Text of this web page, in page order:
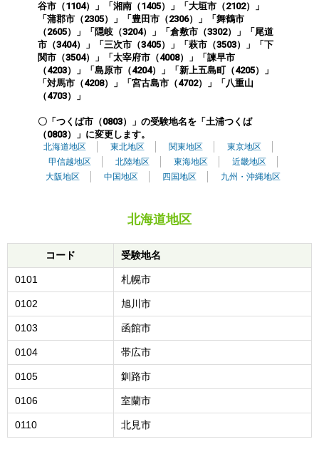
谷市（1104）」
「湘南（1405）」
「大垣市（2102）」
「蒲郡市（2305）」
「豊田市（2306）」
「舞鶴市
（2605）」
「隠岐（3204）」 「倉敷市（3302）」
「尾道
市（3404）」
「三次市（3405）」 「萩市（3503）」
「下
関市（3504）」
「太宰府市（4008）」
「諫早市
（4203）」
「島原市（4204）」
「新上五島町（4205）」
「対馬市（4208）」
「宮古島市（4702）」
「八重山
（4703）」
〇「つくば市（0803）」の受験地名を「土浦つくば
（0803）」に変更します。
北海道地区 東北地区 関東地区
東京地区
甲信越地区
北陸地区 東海地区
近畿地区
大阪地区
中国地区 四国地区 九州・沖縄地区
北海道地区
コード 受験地名
0101 札幌市
0102 旭川市
0103 函館市
0104 帯広市
0105 釧路市
0106 室蘭市
0110 北見市